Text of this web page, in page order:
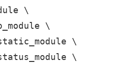
\
\
\
\